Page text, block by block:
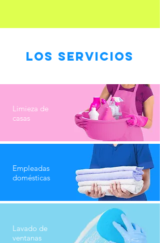
LOS SERVICIOS
Limieza de
casas
Empleadas
domésticas
Lavado de
ventanas